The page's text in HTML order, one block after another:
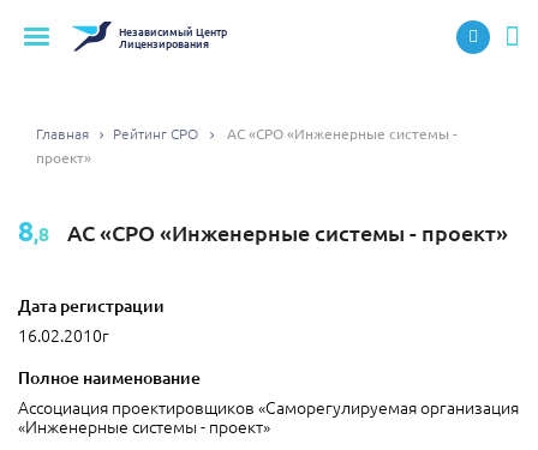
НезависимыйЦентр
Лицензирования
Главная Рейтинг СРО
АС «СРО «Инженерные системы -
проект»
8,8 АС «СРО «Инженерные системы - проект»
Дата регистрации
16.02.2010г
Полное наименование
Ассоциация проектировщиков «Саморегулируемая организация
«Инженерные системы - проект»